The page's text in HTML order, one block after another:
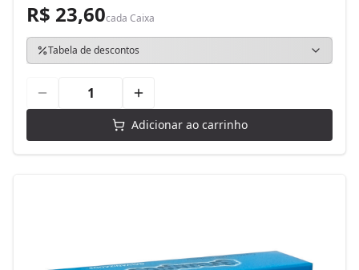
R$ 23,60cada Caixa
Tabela de descontos
Adicionar ao carrinho